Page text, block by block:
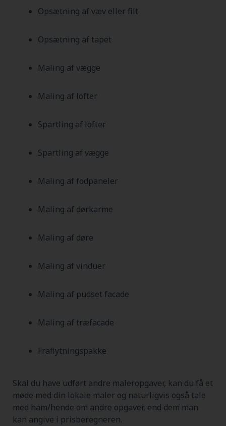
Opsætning af væv eller filt
Opsætning af tapet
Maling af vægge
Maling af lofter
Spartling af lofter
Spartling af vægge
Maling af fodpaneler
Maling af dørkarme
Maling af døre
Maling af vinduer
Maling af pudset facade
Maling af træfacade
Fraflytningspakke
Skal du have udført andre maleropgaver, kan du få et
møde med din lokale maler og naturligvis også tale
med ham/hende om andre opgaver, end dem man
kan angive i prisberegneren.